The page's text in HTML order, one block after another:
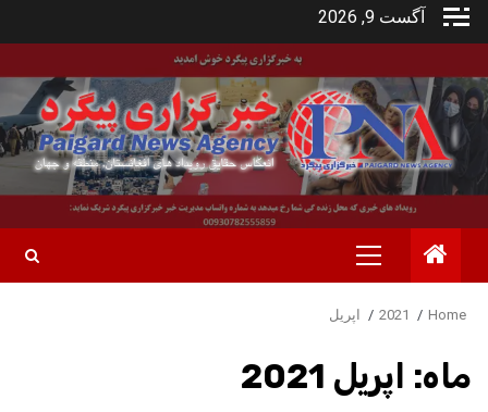
Skip
آگست 9, 2026
Primary
Menu
Home
2021 اپریل
ماه: اپریل 2021